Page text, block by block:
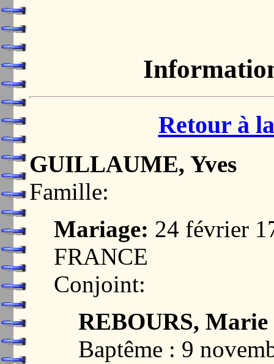
Retour à
GUILLAUME, Yves
Famille:
Mariage: 24 février
FRANCE
Conjoint:
REBOURS, Marie
Baptême : 9